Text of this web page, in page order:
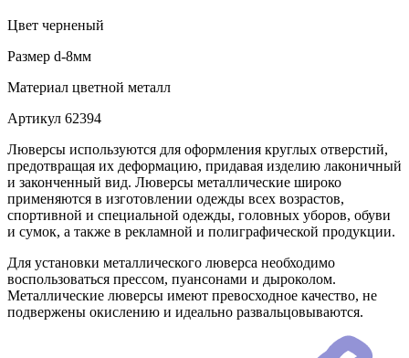
Цвет черненый
Размер d-8мм
Материал цветной металл
Артикул 62394
Люверсы используются для оформления круглых отверстий,
предотвращая их деформацию, придавая изделию лаконичный
и законченный вид. Люверсы металлические широко
применяются в изготовлении одежды всех возрастов,
спортивной и специальной одежды, головных уборов, обуви
и сумок, а также в рекламной и полиграфической продукции.
Для установки металлического люверса необходимо
воспользоваться прессом, пуансонами и дыроколом.
Металлические люверсы имеют превосходное качество, не
подвержены окислению и идеально развальцовываются.